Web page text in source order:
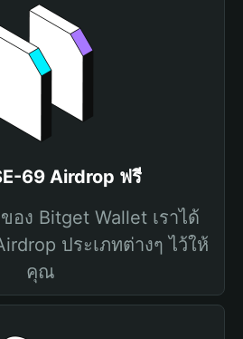
69 Airdrop ฟรี
อง Bitget Wallet เราได้
ประเภทต่างๆ ไว้ให้
คุณ